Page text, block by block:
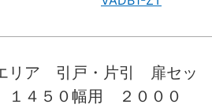
リア 引戸・片引 扉セッ
４５０幅用 ２０００